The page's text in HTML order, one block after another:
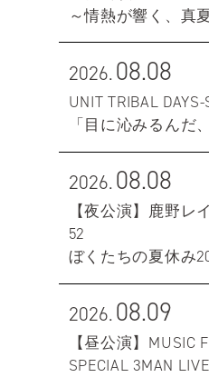
～情熱が響く、真
2026.08.08
UNIT TRIBAL DAYS-
「目に沁みるんだ
2026.08.08
【夜公演】鹿野レ
52
ぼくたちの夏休み
2026.08.09
【昼公演】MUSIC
SPECIAL 3MAN